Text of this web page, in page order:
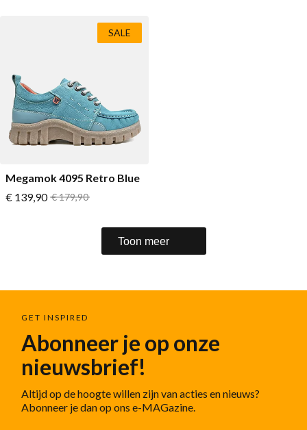
Megamok 4095 Retro Blue
Vanaf
€ 139,90 Normale prijs
€ 179,90
SALE
Toon meer
GET INSPIRED
Abonneer je op onze
nieuwsbrief!
Altijd op de hoogte willen zijn van acties en nieuws?
Abonneer je dan op ons e-MAGazine.